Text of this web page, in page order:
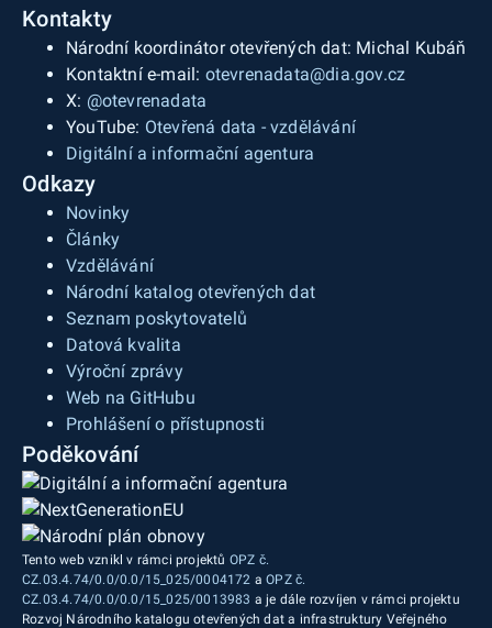
Kontakty
Národní koordinátor otevřených dat: Michal Kubáň
Kontaktní e-mail: otevrenadata@dia.gov.cz
X: @otevrenadata
YouTube: Otevřená data - vzdělávání
Digitální a informační agentura
Odkazy
Novinky
Články
Vzdělávání
Národní katalog otevřených dat
Seznam poskytovatelů
Datová kvalita
Výroční zprávy
Web na GitHubu
Prohlášení o přístupnosti
Poděkování
Tento web vznikl v rámci projektů OPZ č.
CZ.03.4.74/0.0/0.0/15_025/0004172 aOPZ č.
CZ.03.4.74/0.0/0.0/15_025/0013983 a je dále rozvíjen v rámci projektu
Rozvoj Národního katalogu otevřených dat a infrastruktury Veřejného